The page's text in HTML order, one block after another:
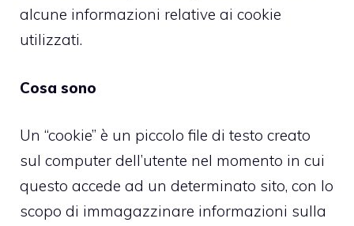
alcune informazioni relative ai cookie
utilizzati.
Cosa sono
Un “cookie” è un piccolo file di testo creato
sul computer dell’utente nel momento in cui
questo accede ad un determinato sito, con lo
scopo di immagazzinare informazioni sulla